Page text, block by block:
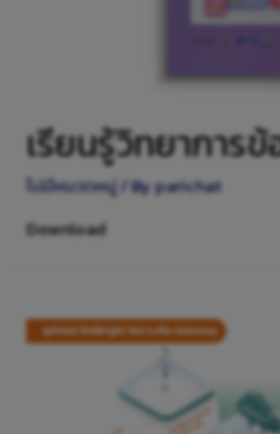
เรียนรู้วิทยาการ
ไม่มีหมวดหมู่/ Byparichat
Download